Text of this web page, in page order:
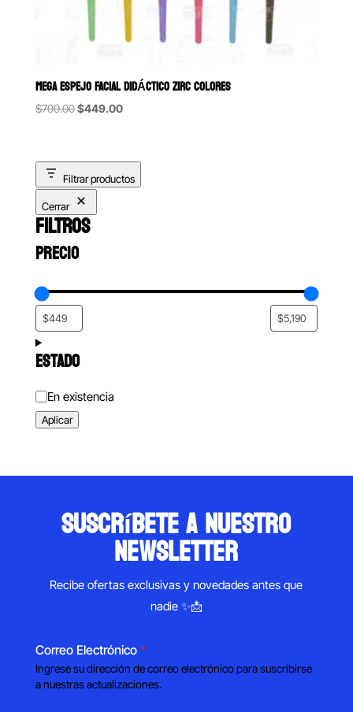
MEGA ESPEJO FACIAL DIDÁCTICO ZIRC COLORES
$700.00Original
$700.00.
$449.00Current
$449.00.
Filtrar productos
Cerrar
FILTROS
PRECIO
ESTADO
Estado
En existencia
Aplicar
suscríbete a nuestro
newsletter
Recibe ofertas exclusivas y novedades antes que
nadie ✨📩
Correo Electrónico *
Ingrese su dirección de correo electrónico para suscribirse
a nuestras actualizaciones.